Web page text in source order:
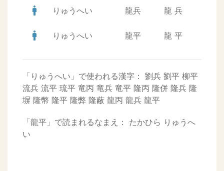
man りゅうへい 龍兵 龍 兵
man りゅうへい 龍平 龍 平
「りゅうへい」で使われる漢字： 劉兵 劉平 柳平
流兵 流平 琉平 竜丙 竜兵 竜平 隆丙 隆併 隆兵 隆
塀 隆幣 隆平 隆弊 隆蔽 龍丙 龍兵 龍平
「龍平」で読まれるなまえ： たかひら りゅうへ
い